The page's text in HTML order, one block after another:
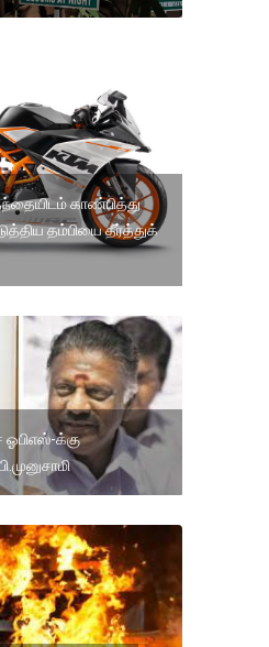
காண்பித்து
தம்பியை தீர்த்துக்
ஓபிஎஸ்-க்கு